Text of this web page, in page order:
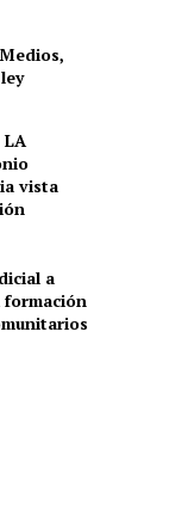
LA
vista
a
formación